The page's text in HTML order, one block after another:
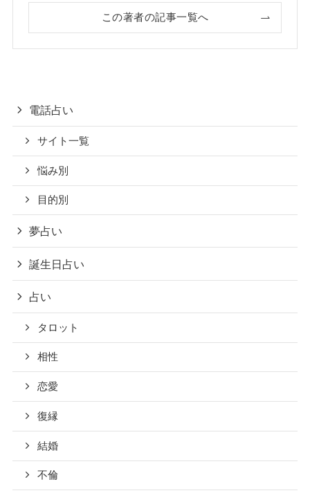
この著者の記事一覧へ
電話占い
サイト一覧
悩み別
目的別
夢占い
誕生日占い
占い
タロット
相性
恋愛
復縁
結婚
不倫